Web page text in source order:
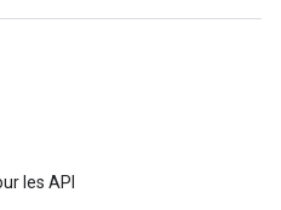
les API